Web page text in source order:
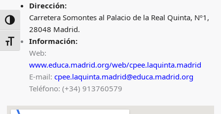
ALTERNAR ALTO CONTRASTE
ALTERNAR TAMAÑO DE LETRA
Dirección:
Carretera Somontes al Palacio de la Real Quinta, Nº1,
28048 Madrid.
Información:
Web:
www.educa.madrid.org/web/cpee.laquinta.madrid
E-mail: cpee.laquinta.madrid@educa.madrid.org
Teléfono: (+34) 913760579